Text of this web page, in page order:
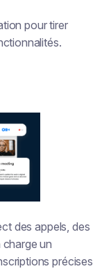
pour tirer
des appels, des
un
précises